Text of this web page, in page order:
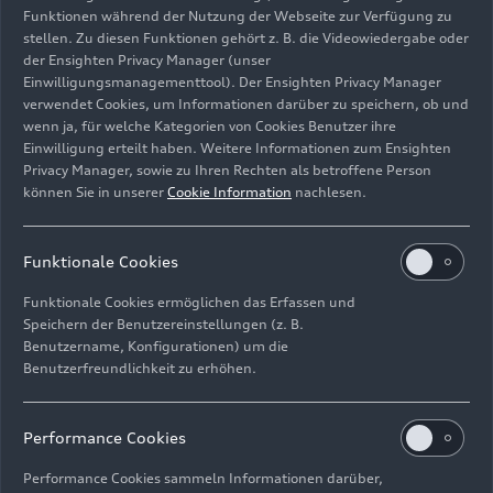
Standaufnahme,
Farbe: Magnetgrau
Bild-Nr: A244703 · Copyright: AUDI AG
Rechte: Verwendung für Pressezwecke honorarfrei
ImpressumRechtliches
Hinweisgebersystem
Informationen zur BarrierefreiheitKontakt
Funktionen während der Nutzung der Webseite zur Verfügung zu
stellen. Zu diesen Funktionen gehört z. B. die Videowiedergabe oder
der Ensighten Privacy Manager (unser
Einwilligungsmanagementtool). Der Ensighten Privacy Manager
verwendet Cookies, um Informationen darüber zu speichern, ob und
wenn ja, für welche Kategorien von Cookies Benutzer ihre
Einwilligung erteilt haben. Weitere Informationen zum Ensighten
Privacy Manager, sowie zu Ihren Rechten als betroffene Person
können Sie in unserer Cookie Information nachlesen.
Funktionale Cookies
Funktionale Cookies ermöglichen das Erfassen und
Speichern der Benutzereinstellungen (z. B.
Benutzername, Konfigurationen) um die
Benutzerfreundlichkeit zu erhöhen.
Performance Cookies
Performance Cookies sammeln Informationen darüber,